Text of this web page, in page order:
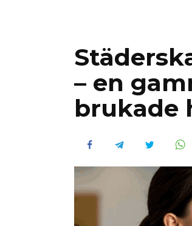
– en
brukade